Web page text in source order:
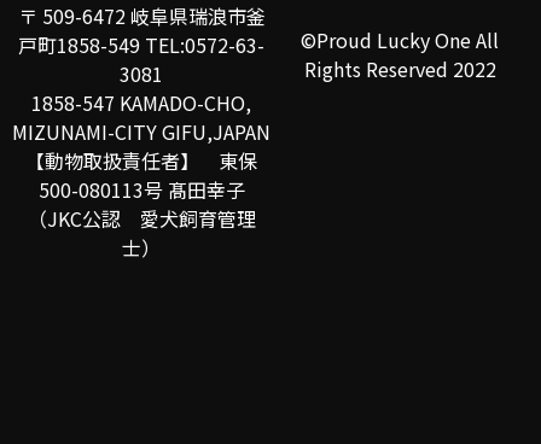
〒 509-6472 岐阜県瑞浪市釜
戸町1858-549 TEL:0572-63-
3081
1858-547 KAMADO-CHO,
MIZUNAMI-CITY GIFU,JAPAN
【動物取扱責任者】 東保
500-080113号 髙田幸子
（JKC公認 愛犬飼育管理
士）
©Proud Lucky One All
Rights Reserved 2022